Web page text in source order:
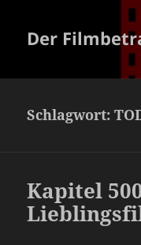
Der
Schlagwort:
Kapitel